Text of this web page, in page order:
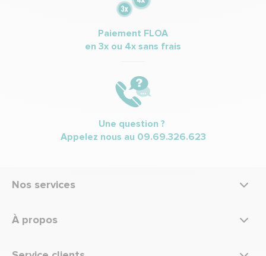
Paiement FLOA
en 3x ou 4x sans frais
Une question ?
Appelez nous au 09.69.326.623
Nos services
À propos